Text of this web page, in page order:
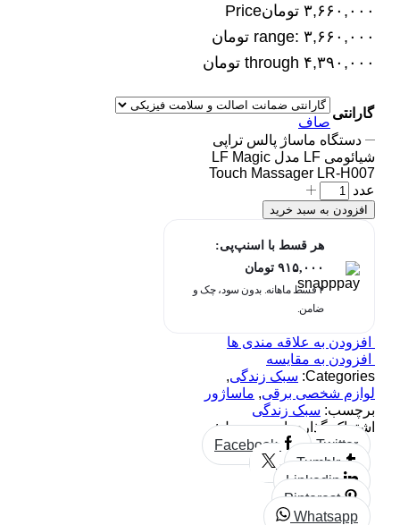
۳,۶۶۰,۰۰۰ تومانPrice
range: ۳,۶۶۰,۰۰۰ تومان
through ۴,۳۹۰,۰۰۰ تومان
گارانتی
صاف
دستگاه ماساژ پالس تراپی
شیائومی LF مدل LF Magic
Touch Massager LR-H007
عدد
افزودن به سبد خرید
هر قسط با اسنپ‌پی:
۹۱۵,۰۰۰ تومان
۴ قسط ماهانه. بدون سود، چک و
ضامن.
افزودن به علاقه مندی ها
افزودن به مقایسه
Categories: سبک زندگی,
لوازم شخصی برقی, ماساژور
برچسب: سبک زندگی
اشتراک گذاری این محصول:
Facebook
Twitter
Tumblr
Linkedin
Pinterest
Whatsapp